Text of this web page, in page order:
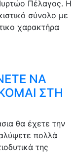
Πέλαγος. Η
σύνολο με
χαρακτήρα
ΝΑ
ΣΤΗ
θα έχετε την
πολλά
της